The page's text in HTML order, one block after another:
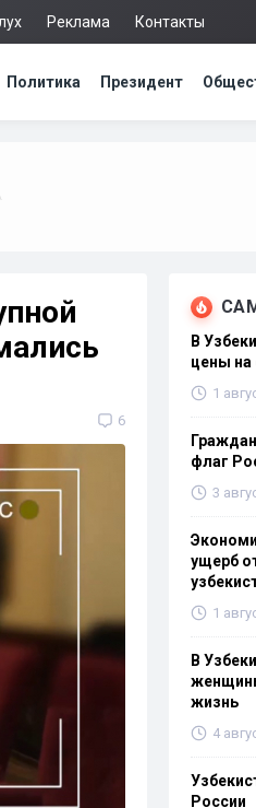
Реклама Контакты
Политика Президент
6
В
цены на
1
флаг
3
ущерб
1
В
жизнь
4
России